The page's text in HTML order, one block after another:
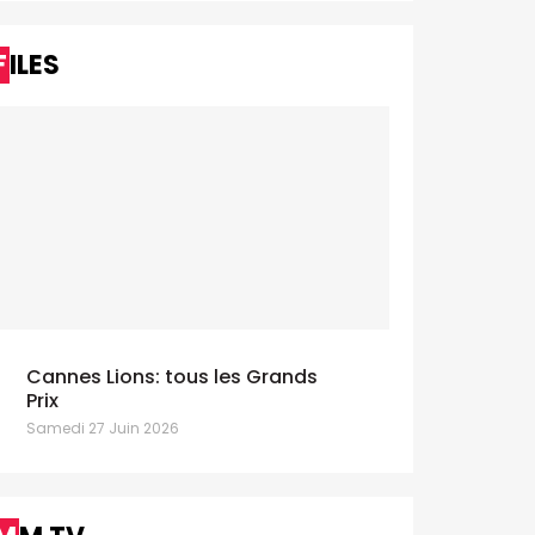
FILES
Cannes Lions: tous les Grands
Prix
Samedi 27 Juin 2026